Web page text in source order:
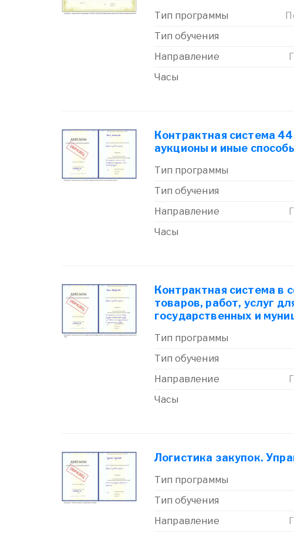
Тип программы
Тип обучения
Направление
Часы
Контрактная система
аукционы и иные
Тип программы
Тип обучения
Направление
Часы
Контрактная система в
товаров, работ, услуг
государственных и
Тип программы
Тип обучения
Направление
Часы
Логистика закупок.
Тип программы
Тип обучения
Направление